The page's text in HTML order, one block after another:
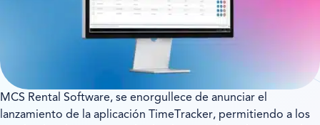
MCS Rental Software, se enorgullece de anunciar el
lanzamiento de la aplicación TimeTracker, permitiendo a los